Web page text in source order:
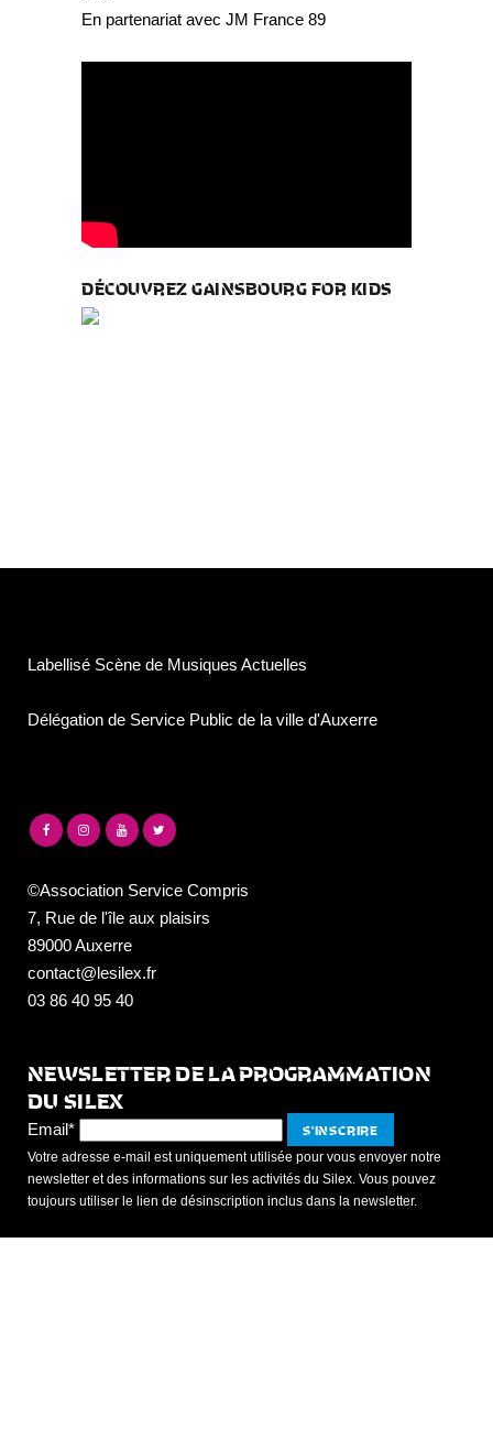
En partenariat avec JM France 89
DÉCOUVREZ GAINSBOURG FOR KIDS
Labellisé Scène de Musiques Actuelles
Délégation de Service Public de la ville d'Auxerre
©Association Service Compris
7, Rue de l'île aux plaisirs
89000 Auxerre
contact@lesilex.fr
03 86 40 95 40
NEWSLETTER DE LA PROGRAMMATION
DU SILEX
Email*
Votre adresse e-mail est uniquement utilisée pour vous envoyer notre
newsletter et des informations sur les activités du Silex. Vous pouvez
toujours utiliser le lien de désinscription inclus dans la newsletter.